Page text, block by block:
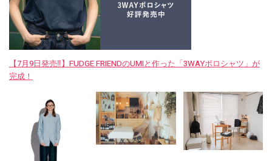
【7月9日発売‼︎】FUDGE FRIENDのUMIと作った「3WAYポロシャツ」が
完成！